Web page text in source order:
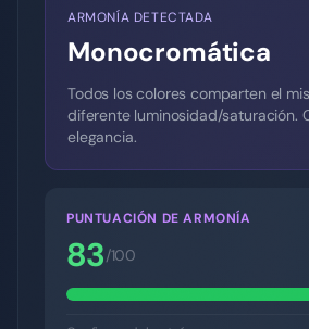
ARMONÍA DETECTADA
Monocromática
Todos los colores comparten el
diferente luminosidad/saturación.
elegancia.
PUNTUACIÓN DE ARMONÍA
83/100